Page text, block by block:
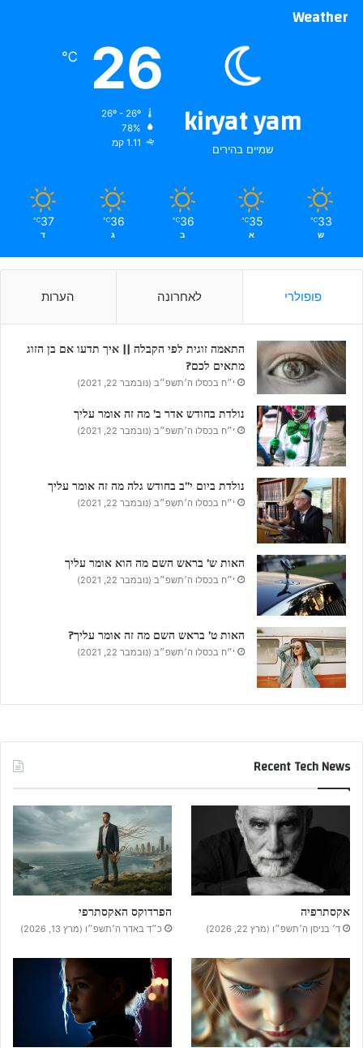
Weather
kiryat yam
שמיים בהירים
26
℃
78%
1.11 קמ
33
℃
ש
35
℃
א
36
℃
ב
36
℃
ג
37
℃
ד
פופולרי לאחרונה הערות
התאמה זוגית לפי הקבלה || איך תדעו אם בן הזוג
מתאים לכם?
י״ח בכסלו ה׳תשפ״ב (נובמבר 22, 2021)
נולדת בחודש אדר ב’ מה זה אומר עליך
י״ח בכסלו ה׳תשפ״ב (נובמבר 22, 2021)
נולדת ביום י”ב בחודש גלה מה זה אומר עליך
י״ח בכסלו ה׳תשפ״ב (נובמבר 22, 2021)
האות ש’ בראש השם מה הוא אומר עליך
י״ח בכסלו ה׳תשפ״ב (נובמבר 22, 2021)
האות ט’ בראש השם מה זה אומר עליך?
י״ח בכסלו ה׳תשפ״ב (נובמבר 22, 2021)
Recent Tech News
אקסתרפיה
ד׳ בניסן ה׳תשפ״ו (מרץ 22, 2026)
הפרדוקס האקסתרפי
כ״ד באדר ה׳תשפ״ו (מרץ 13, 2026)